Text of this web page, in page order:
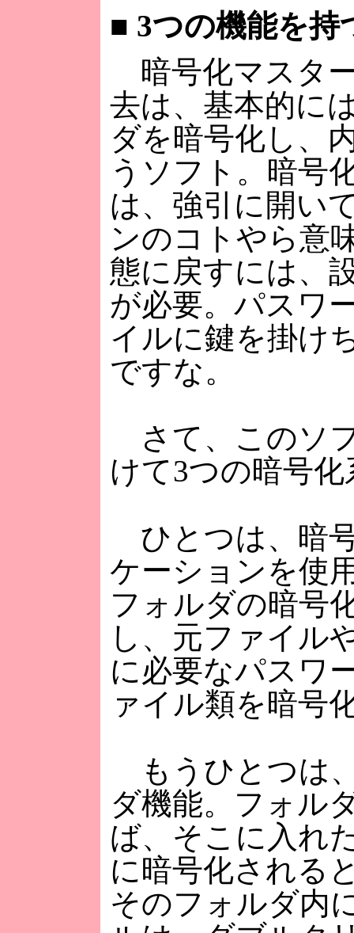
■ 3つの機能を持
暗号化マスタ
去は、基本的に
ダを暗号化し、
うソフト。暗号
は、強引に開い
ンのコトやら意
態に戻すには、
が必要。パスワ
イルに鍵を掛け
ですな。
さて、このソ
けて3つの暗号
ひとつは、暗
ケーションを使
フォルダの暗号
し、元ファイル
に必要なパスワ
ァイル類を暗号
もうひとつは
ダ機能。フォル
ば、そこに入れ
に暗号化される
そのフォルダ内